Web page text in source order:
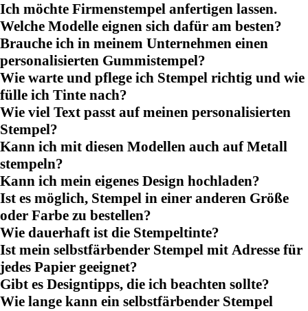
Ich möchte Firmenstempel anfertigen lassen.
Welche Modelle eignen sich dafür am besten?
Brauche ich in meinem Unternehmen einen
personalisierten Gummistempel?
Wie warte und pflege ich Stempel richtig und wie
fülle ich Tinte nach?
Wie viel Text passt auf meinen personalisierten
Stempel?
Kann ich mit diesen Modellen auch auf Metall
stempeln?
Kann ich mein eigenes Design hochladen?
Ist es möglich, Stempel in einer anderen Größe
oder Farbe zu bestellen?
Wie dauerhaft ist die Stempeltinte?
Ist mein selbstfärbender Stempel mit Adresse für
jedes Papier geeignet?
Gibt es Designtipps, die ich beachten sollte?
Wie lange kann ein selbstfärbender Stempel